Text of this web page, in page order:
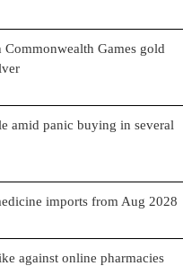
Games gold
amid panic buying in several
imports from Aug 2028
against online pharmacies